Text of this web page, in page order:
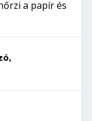
a papír és